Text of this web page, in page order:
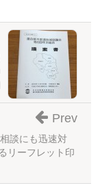
談にも迅速対
リーフレット印
Prev